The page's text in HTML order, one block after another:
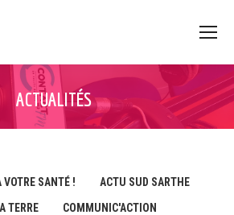
ACTUALITÉS
VOTRE SANTÉ !
ACTU SUD SARTHE
TERRE
COMMUNIC'ACTION